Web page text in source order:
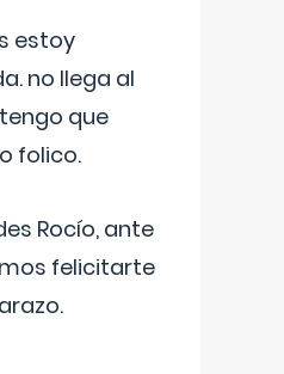
estoy
no llega al
que
folico.
Rocío, ante
felicitarte